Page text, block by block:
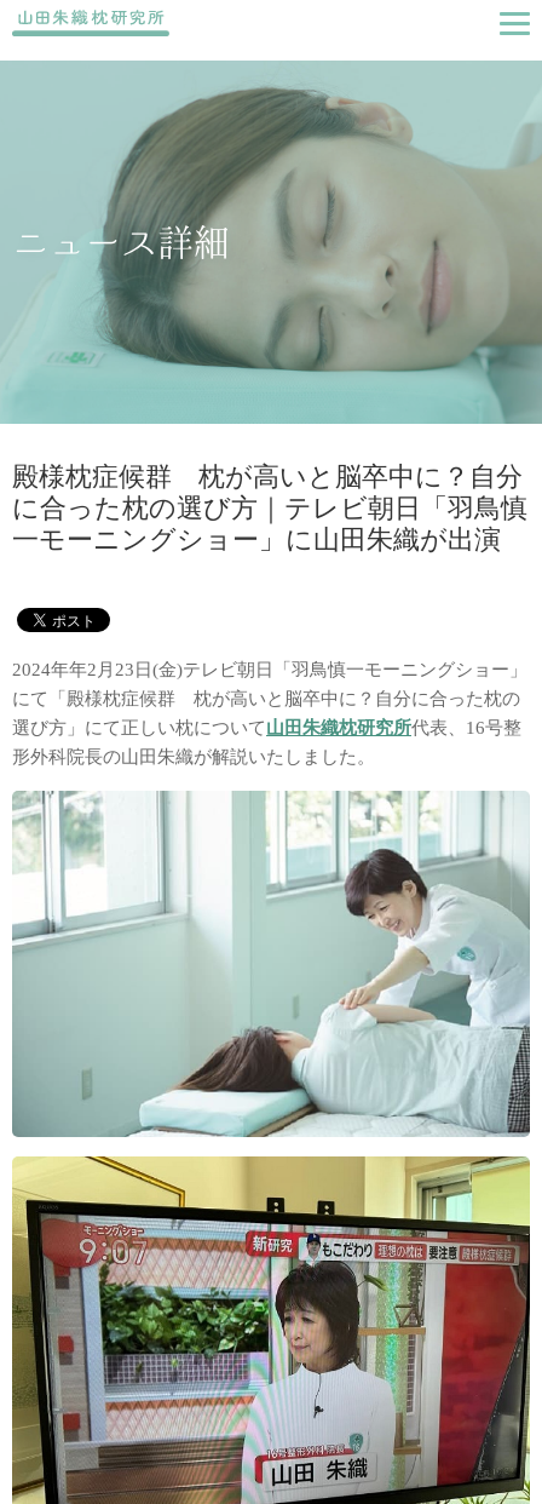
ニュース詳細
殿様枕症候群 枕が高いと脳卒中に？自分
に合った枕の選び方｜テレビ朝日「羽鳥慎
一モーニングショー」に山田朱織が出演
2024年年2月23日(金)テレビ朝日「羽鳥慎一モーニングショー」
にて「殿様枕症候群 枕が高いと脳卒中に？自分に合った枕の
選び方」にて正しい枕について山田朱織枕研究所代表、16号整
形外科院長の山田朱織が解説いたしました。